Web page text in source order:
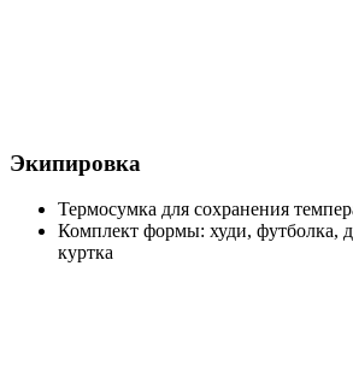
Экипировка
Термосумка для сохранения
Комплект формы: худи, футболка,
куртка